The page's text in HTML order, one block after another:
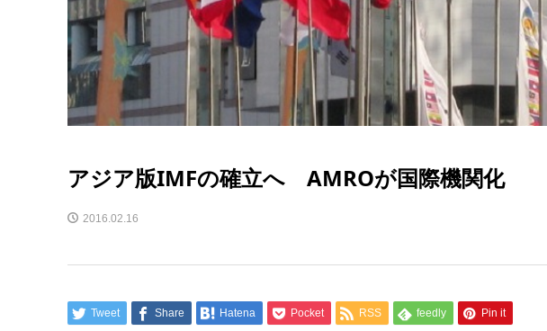
アジア版IMFの確立へ AMROが国際機関化
2016.02.16
Tweet Share Hatena Pocket RSS feedly Pin it